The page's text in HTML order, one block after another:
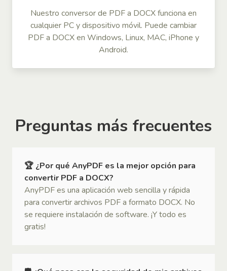
Nuestro conversor de PDF a DOCX funciona en
cualquier PC y dispositivo móvil. Puede cambiar
PDF a DOCX en Windows, Linux, MAC, iPhone y
Android.
Preguntas más frecuentes
🏆 ¿Por qué AnyPDF es la mejor opción para
convertir PDF a DOCX?
AnyPDF es una aplicación web sencilla y rápida
para convertir archivos PDF a formato DOCX. No
se requiere instalación de software. ¡Y todo es
gratis!